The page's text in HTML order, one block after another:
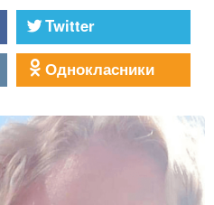
Twitter
Однокласники